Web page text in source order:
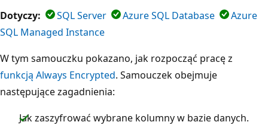
Dotyczy: SQL Server Azure SQL Database
Azure
SQL Managed Instance
W tym samouczku pokazano, jak rozpocząć pracę z
funkcją Always Encrypted. Samouczek obejmuje
następujące zagadnienia:
Jak zaszyfrować wybrane kolumny w bazie danych.